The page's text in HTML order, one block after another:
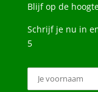
Blijf op de
Schrijf je nu in
5